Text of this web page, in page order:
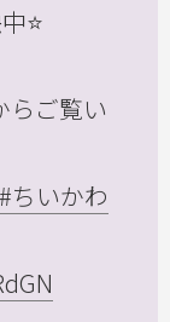
⭐️
らご覧い
#ちいかわ